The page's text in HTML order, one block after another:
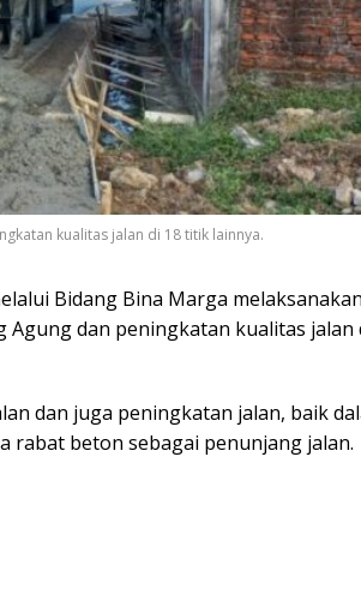
kualitas jalan di 18 titik lainnya.
Bidang Bina Marga melaksanakan
dan peningkatan kualitas jalan
dan juga peningkatan jalan, baik
rabat beton sebagai penunjang jalan.